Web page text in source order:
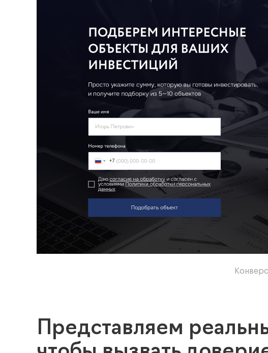
Представляем